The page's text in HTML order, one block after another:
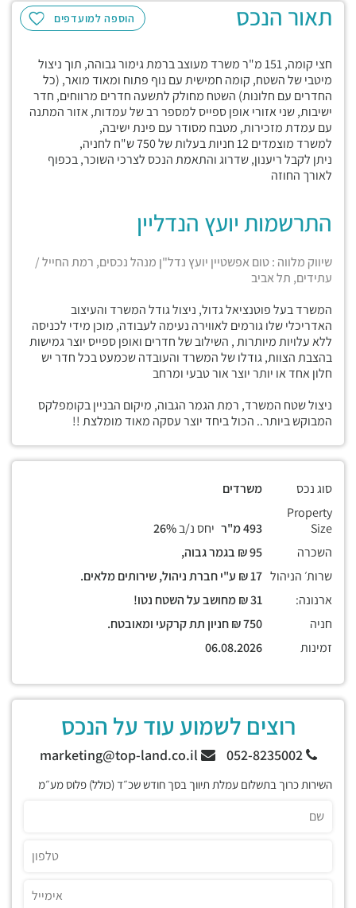
הוספה למועדפים תאור הנכס
חצי קומה, 151 מ"ר משרד מעוצב ברמת גימור גבוהה, תוך ניצול
מיטבי של השטח, קומה חמישית עם נוף פתוח ומאוד מואר, (כל
החדרים עם חלונות) השטח מחולק לתשעה חדרים מרווחים, חדר
ישיבות, שני אזורי אופן ספייס למספר רב של עמדות, אזור המתנה
עם עמדת מזכירות, מטבח מסודר עם פינת ישיבה,
למשרד מוצמדים 12 חניות בעלות של 750 ש"ח לחניה,
ניתן לקבל ריענון, שדרוג והתאמת הנכס לצרכי השוכר, בכפוף
לאורך החוזה
התרשמות יועץ הנדליין
שיווק מלווה : טום אפשטיין יועץ נדל"ן מנהל נכסים, רמת החייל /
עתידים, תל אביב
המשרד בעל פוטנציאל גדול, ניצול גודל המשרד והעיצוב
האדריכלי שלו גורמים לאווירה נעימה לעבודה, מוכן מידי לכניסה
ללא עלויות מיותרות , השילוב של חדרים ואופן ספייס יוצר גמישות
בהצבת הצוות, גודלו של המשרד והעובדה שכמעט בכל חדר יש
חלון אחד או יותר יוצר אור טבעי ומרחב
ניצול שטח המשרד, רמת הגמר הגבוה, מיקום הבניין בקומפלקס
המבוקש ביותר.. הכול ביחד יוצר עסקה מאוד מומלצת !!
סוג נכס
משרדים
Property
Size
יחס נ/ב
השכרה
שרות׳ הניהול
ארנונה:
חניה
זמינות
רוצים לשמוע עוד על הנכס
052-8235002
השירות כרוך בתשלום עמלת תיווך בסך חודש שכ״ד (כולל) פלוס מע״מ